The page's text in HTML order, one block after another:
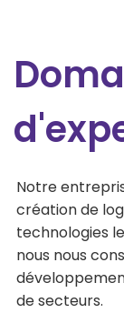
Notre
création de
technologies
nous nous
de secteurs.